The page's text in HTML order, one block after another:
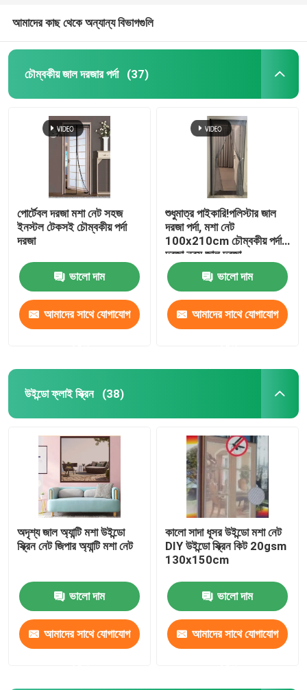
আমাদের কাছ থেকে অন্যান্য বিভাগগুলি
চৌম্বকীয় জাল দরজার পর্দা (37)
পোর্টেবল দরজা মশা নেট সহজ
ইনস্টল টেকসই চৌম্বকীয় পর্দা
দরজা
ভালো দাম
আমাদের সাথে যোগাযোগ
শুধুমাত্র পাইকারি!পলিস্টার জাল
দরজা পর্দা, মশা নেট
100x210cm চৌম্বকীয় পর্দা
দরজা নরম জাল দরজা
ভালো দাম
আমাদের সাথে যোগাযোগ
উইন্ডো ফ্লাই স্ক্রিন (38)
অদৃশ্য জাল অ্যান্টি মশা উইন্ডো
স্ক্রিন নেট জিপার অ্যান্টি মশা নেট
ভালো দাম
আমাদের সাথে যোগাযোগ
কালো সাদা ধূসর উইন্ডো মশা নেট
DIY উইন্ডো স্ক্রিন কিট 20gsm
130x150cm
ভালো দাম
আমাদের সাথে যোগাযোগ